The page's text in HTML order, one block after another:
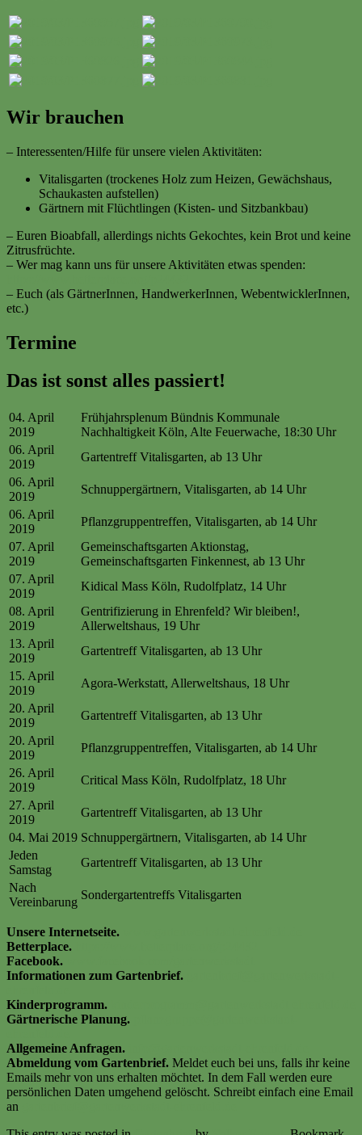
Wir brauchen
– Interessenten/Hilfe für unsere vielen Aktivitäten:
Vitalisgarten (trockenes Holz zum Heizen, Gewächshaus,
Schaukasten aufstellen)
Gärtnern mit Flüchtlingen (Kisten- und Sitzbankbau)
– Euren Bioabfall, allerdings nichts Gekochtes, kein Brot und keine
Zitrusfrüchte.
– Wer mag kann uns für unsere Aktivitäten etwas spenden:
– Euch (als GärtnerInnen, HandwerkerInnen, WebentwicklerInnen,
etc.)
Termine
Das ist sonst alles passiert!
04. April
2019
Frühjahrsplenum Bündnis Kommunale
Nachhaltigkeit Köln, Alte Feuerwache, 18:30 Uhr
06. April
2019
Gartentreff Vitalisgarten, ab 13 Uhr
06. April
2019
Schnuppergärtnern, Vitalisgarten, ab 14 Uhr
06. April
2019
Pflanzgruppentreffen, Vitalisgarten, ab 14 Uhr
07. April
2019
Gemeinschaftsgarten Aktionstag,
Gemeinschaftsgarten Finkennest, ab 13 Uhr
07. April
2019
Kidical Mass Köln, Rudolfplatz, 14 Uhr
08. April
2019
Gentrifizierung in Ehrenfeld? Wir bleiben!,
Allerweltshaus, 19 Uhr
13. April
2019
Gartentreff Vitalisgarten, ab 13 Uhr
15. April
2019
Agora-Werkstatt, Allerweltshaus, 18 Uhr
20. April
2019
Gartentreff Vitalisgarten, ab 13 Uhr
20. April
2019
Pflanzgruppentreffen, Vitalisgarten, ab 14 Uhr
26. April
2019
Critical Mass Köln, Rudolfplatz, 18 Uhr
27. April
2019
Gartentreff Vitalisgarten, ab 13 Uhr
04. Mai 2019 Schnuppergärtnern, Vitalisgarten, ab 14 Uhr
Jeden
Samstag
Gartentreff Vitalisgarten, ab 13 Uhr
Nach
Vereinbarung
Sondergartentreffs Vitalisgarten
Unsere Internetseite.
Betterplace.
Facebook.
Informationen zum Gartenbrief.
Kinderprogramm.
Gärtnerische Planung.
Allgemeine Anfragen.
Abmeldung vom Gartenbrief. Meldet euch bei uns, falls ihr keine
Emails mehr von uns erhalten möchtet. In dem Fall werden eure
persönlichen Daten umgehend gelöscht. Schreibt einfach eine Email
an